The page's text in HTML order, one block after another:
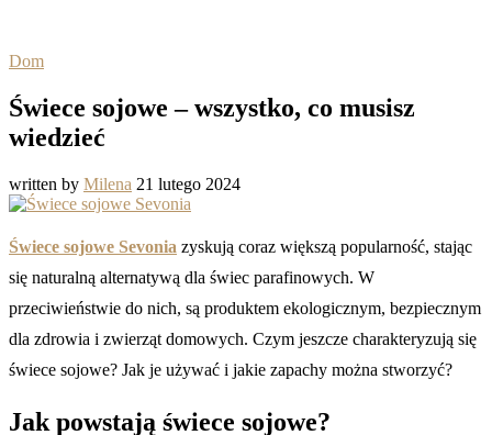
Dom
Świece sojowe – wszystko, co musisz
wiedzieć
written by Milena 21 lutego 2024
Świece sojowe Sevonia zyskują coraz większą popularność, stając
się naturalną alternatywą dla świec parafinowych. W
przeciwieństwie do nich, są produktem ekologicznym, bezpiecznym
dla zdrowia i zwierząt domowych. Czym jeszcze charakteryzują się
świece sojowe? Jak je używać i jakie zapachy można stworzyć?
Jak powstają świece sojowe?